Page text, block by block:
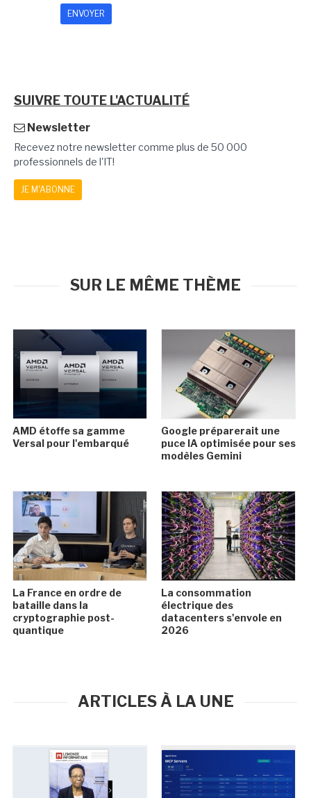
SUIVRE TOUTE L'ACTUALITÉ
Newsletter
Recevez notre newsletter comme plus de 50 000
professionnels de l'IT!
JE M'ABONNE
SUR LE MÊME THÈME
AMD étoffe sa gamme
Versal pour l'embarqué
Google préparerait une
puce IA optimisée pour ses
modèles Gemini
La France en ordre de
bataille dans la
cryptographie post-
quantique
La consommation
électrique des
datacenters s'envole en
2026
ARTICLES À LA UNE